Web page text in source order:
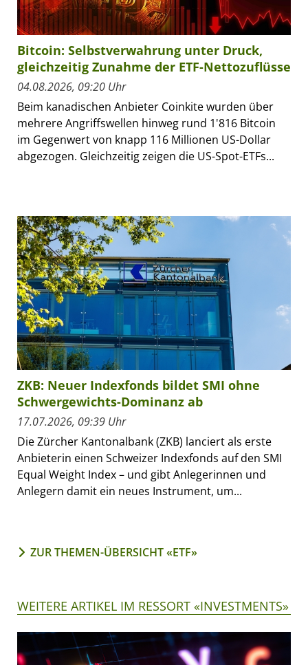
Bitcoin: Selbstverwahrung unter Druck,
gleichzeitig Zunahme der ETF-Nettozuflüsse
04.08.2026, 09:20 Uhr
Beim kanadischen Anbieter Coinkite wurden über
mehrere Angriffswellen hinweg rund 1'816 Bitcoin
im Gegenwert von knapp 116 Millionen US-Dollar
abgezogen. Gleichzeitig zeigen die US-Spot-ETFs...
ZKB: Neuer Indexfonds bildet SMI ohne
Schwergewichts-Dominanz ab
17.07.2026, 09:39 Uhr
Die Zürcher Kantonalbank (ZKB) lanciert als erste
Anbieterin einen Schweizer Indexfonds auf den SMI
Equal Weight Index – und gibt Anlegerinnen und
Anlegern damit ein neues Instrument, um...
ZUR THEMEN-ÜBERSICHT «ETF»
WEITERE ARTIKEL IM RESSORT «INVESTMENTS»